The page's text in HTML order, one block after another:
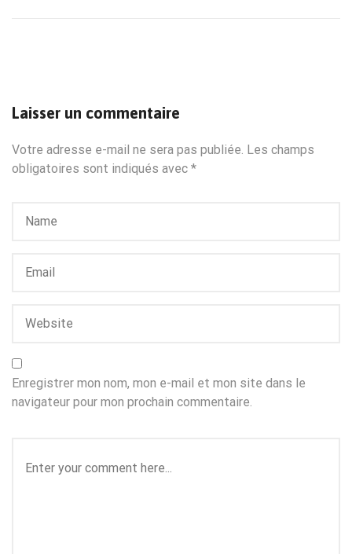
Laisser un commentaire
Votre adresse e-mail ne sera pas publiée. Les champs
obligatoires sont indiqués avec *
Enregistrer mon nom, mon e-mail et mon site dans le
navigateur pour mon prochain commentaire.